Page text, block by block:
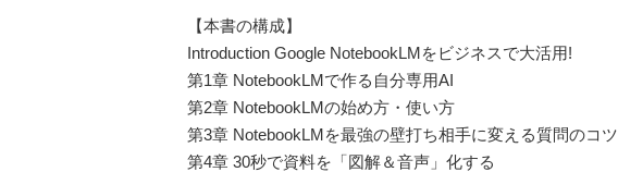
【本書の構成】
Introduction Google NotebookLMをビジネスで大活用!
第1章 NotebookLMで作る自分専用AI
第2章 NotebookLMの始め方・使い方
第3章 NotebookLMを最強の壁打ち相手に変える質問のコツ
第4章 30秒で資料を「図解＆音声」化する